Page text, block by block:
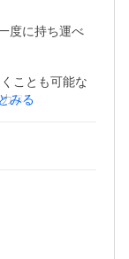
度に持ち運べ
ことも可能な
スタムも出来
みる